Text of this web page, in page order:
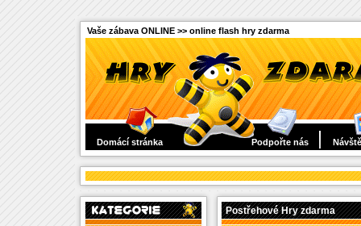
Vaše zábava ONLINE >> online flash hry zdarma
Domácí stránka Podpořte nás
Postřehové Hry zdarma